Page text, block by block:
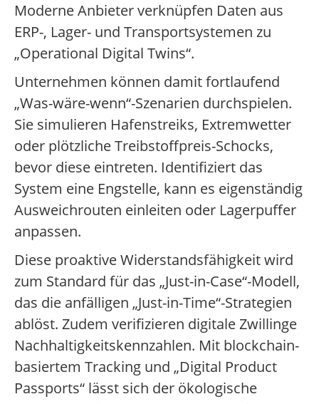
Moderne Anbieter verknüpfen Daten aus
ERP-, Lager- und Transportsystemen zu
„Operational Digital Twins“.
Unternehmen können damit fortlaufend
„Was-wäre-wenn“-Szenarien durchspielen.
Sie simulieren Hafenstreiks, Extremwetter
oder plötzliche Treibstoffpreis-Schocks,
bevor diese eintreten. Identifiziert das
System eine Engstelle, kann es eigenständig
Ausweichrouten einleiten oder Lagerpuffer
anpassen.
Diese proaktive Widerstandsfähigkeit wird
zum Standard für das „Just-in-Case“-Modell,
das die anfälligen „Just-in-Time“-Strategien
ablöst. Zudem verifizieren digitale Zwillinge
Nachhaltigkeitskennzahlen. Mit blockchain-
basiertem Tracking und „Digital Product
Passports“ lässt sich der ökologische